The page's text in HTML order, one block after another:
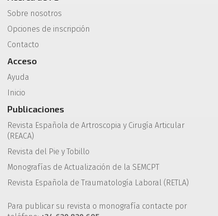
Sobre nosotros
Opciones de inscripción
Contacto
Acceso
Ayuda
Inicio
Publicaciones
Revista Española de Artroscopia y Cirugía Articular
(REACA)
Revista del Pie y Tobillo
Monografías de Actualización de la SEMCPT
Revista Española de Traumatología Laboral (RETLA)
Para publicar su revista o monografía contacte por